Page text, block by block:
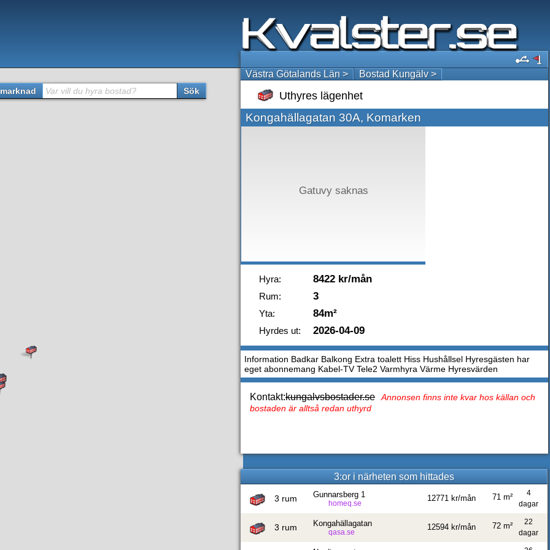
Västra Götalands Län > Bostad Kungälv >
Uthyres lägenhet
Kongahällagatan 30A, Komarken
Gatuvy saknas
Hyra: 8422 kr/mån
Rum: 3
Yta: 84m²
Hyrdes ut: 2026-04-09
Information Badkar Balkong Extra toalett Hiss Hushållsel Hyresgästen har
eget abonnemang Kabel-TV Tele2 Varmhyra Värme Hyresvärden
Kontakt:kungalvsbostader.se
Annonsen finns inte kvar hos källan och
bostaden är alltså redan uthyrd
3:or i närheten som hittades
3 rum Gunnarsberg 1
homeq.se
12771 kr/mån
4
dagar
71 m²
3 rum Kongahällagatan
qasa.se
12594 kr/mån
22
dagar
72 m²
Var vill du hyra bostad? Sök